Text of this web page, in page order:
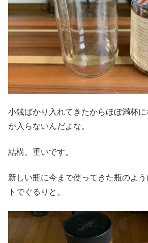
小銭ばかり入れてきたからほぼ満杯
が入らないんだよな。
結構、重いです。
新しい瓶に今まで使ってきた瓶のよ
トでぐるりと。